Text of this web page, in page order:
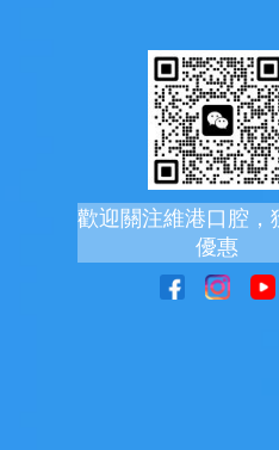
歡迎關注維港口腔，
優惠